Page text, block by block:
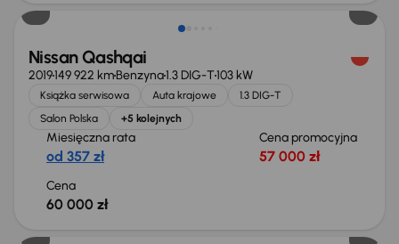
Nissan Qashqai
2019149 922 kmBenzyna1.3 DIG-T103 kW
Książka serwisowa Auta krajowe
1.3 DIG-T
Salon Polska
+5 kolejnych
Miesięczna rata
od 357 zł
Cena promocyjna
57 000 zł
Cena
60 000 zł
Taniej o 1 000 zł